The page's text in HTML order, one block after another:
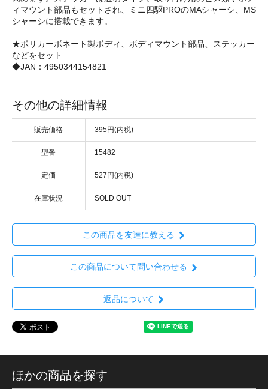
ィマウント部品もセットされ、ミニ四駆PROのMAシャーシ、MS
シャーシに搭載できます。
★ポリカーボネート製ボディ、ボディマウント部品、ステッカー
などをセット
◆JAN：4950344154821
その他の詳細情報
販売価格 395円(内税)
型番 15482
定価 527円(内税)
在庫状況 SOLD OUT
この商品を友達に教える
この商品について問い合わせる
返品について
ほかの商品を探す